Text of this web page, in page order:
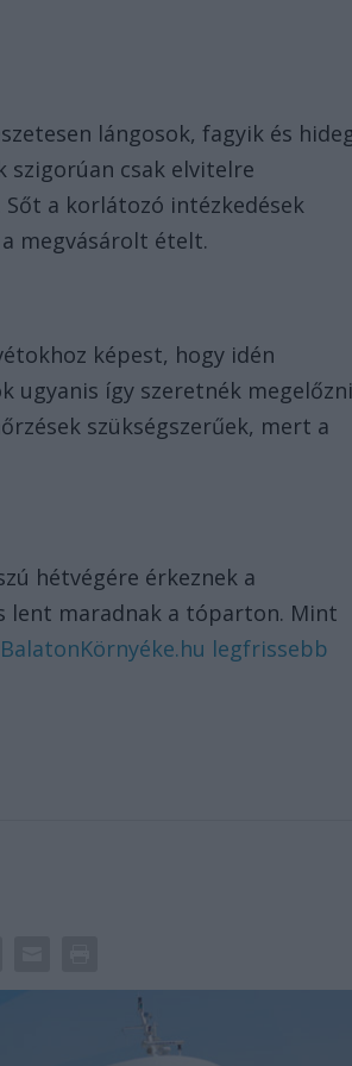
lángosok, fagyik és
szigorúan csak elvitelre
a korlátozó intézkedések
megvásárolt ételt.
képest, hogy idén
ugyanis így szeretnék
szükségszerűek, mert a
hétvégére érkeznek a
lent maradnak a tóparton. Mint
legfrissebb